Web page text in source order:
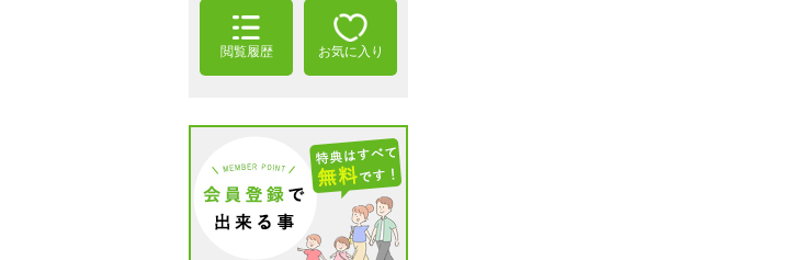
閲覧履歴 お気に入り